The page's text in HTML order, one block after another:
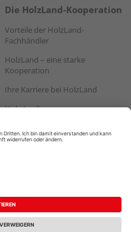
Die HolzLand-Kooperation
Vorteile der HolzLand-
Fachhändler
HolzLand – eine starke
Kooperation
Ihre Karriere bei HolzLand
Holz-Lexikon
Nutzungsbedingungen
Vertrag widerrufen